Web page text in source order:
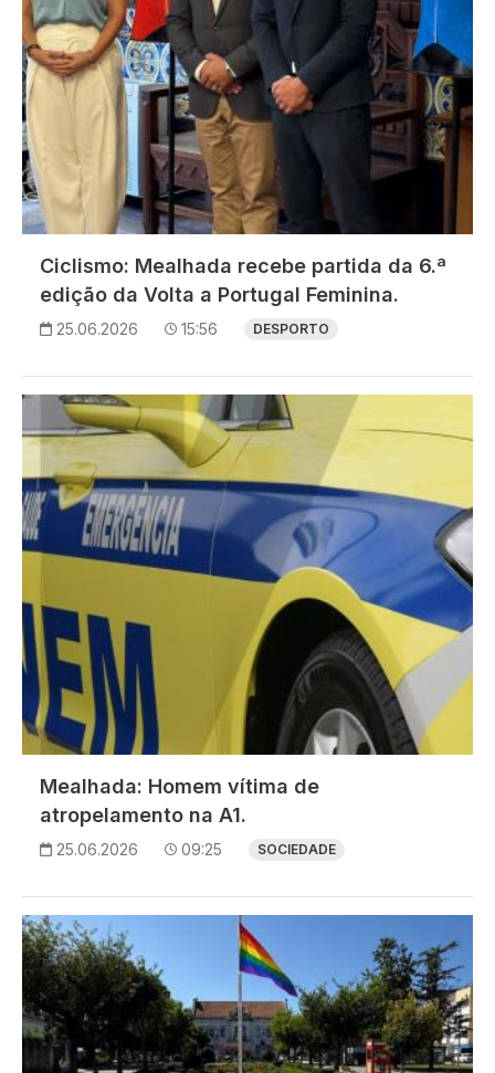
Ciclismo: Mealhada recebe partida da 6.ª
edição da Volta a Portugal Feminina.
25.06.2026 15:56 DESPORTO
Imagem
Mealhada: Homem vítima de
atropelamento na A1.
25.06.2026 09:25 SOCIEDADE
Imagem